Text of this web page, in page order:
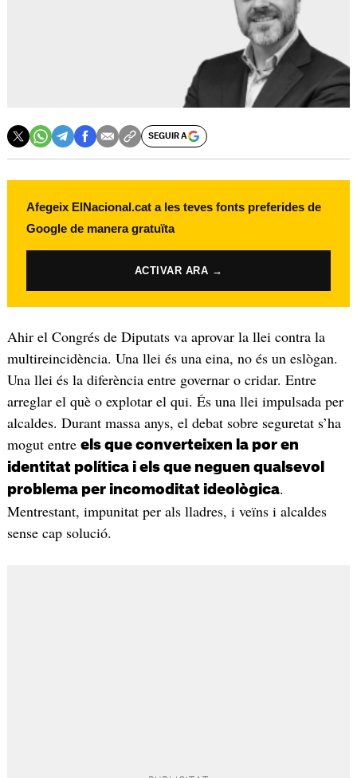
SEGUIR A
Afegeix ElNacional.cat a les teves fonts preferides de
Google de manera gratuïta
ACTIVAR ARA →
Ahir el Congrés de Diputats va aprovar la llei contra la
multireincidència. Una llei és una eina, no és un eslògan.
Una llei és la diferència entre governar o cridar. Entre
arreglar el què o explotar el qui. És una llei impulsada per
alcaldes. Durant massa anys, el debat sobre seguretat s’ha
mogut entre els que converteixen la por en
identitat política i els que neguen qualsevol
problema per incomoditat ideològica.
Mentrestant, impunitat per als lladres, i veïns i alcaldes
sense cap solució.